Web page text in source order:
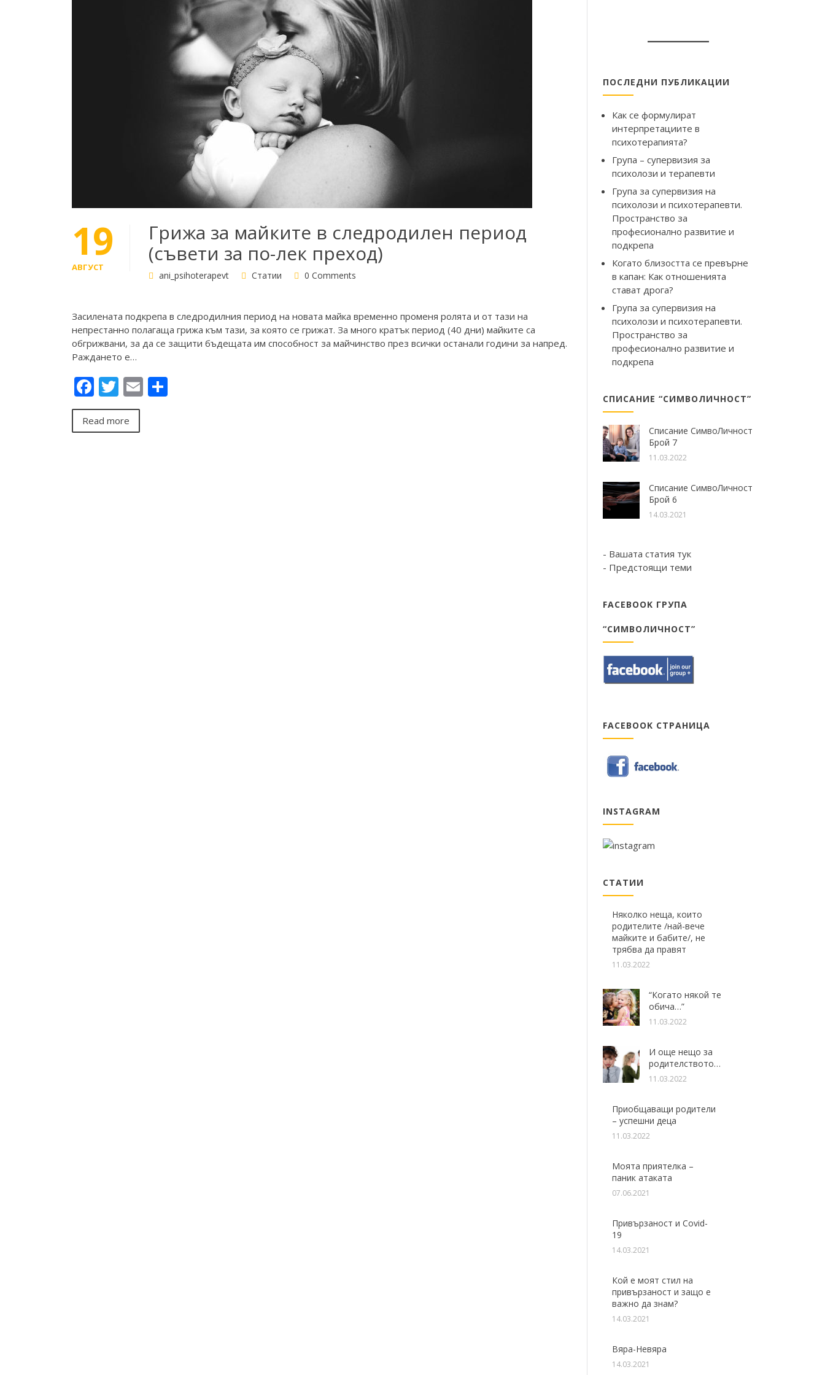
19
АВГУСТ
Грижа за майките в следродилен период
(съвети за по-лек преход)
ani_psihoterapevt Статии 0 Comments
Засилената подкрепа в следродилния период на новата майка временно променя ролята и от тази на
непрестанно полагаща грижа към тази, за която се грижат. За много кратък период (40 дни) майките са
обгрижвани, за да се защити бъдещата им способност за майчинство през всички останали години за напред.
Раждането e…
Facebook
Twitter
Email
Read more
ПОСЛЕДНИ ПУБЛИКАЦИИ
Как се формулират
интерпретациите в
психотерапията?
Група – супервизия за
психолози и терапевти
Група за супервизия на
психолози и психотерапевти.
Пространство за
професионално развитие и
подкрепа
Когато близостта се превърне
в капан: Как отношенията
стават дрога?
Група за супервизия на
психолози и психотерапевти.
Пространство за
професионално развитие и
подкрепа
СПИСАНИЕ “СИМВОЛИЧНОСТ”
Списание СимвоЛичност
Брой 7
11.03.2022
Списание СимвоЛичност
Брой 6
14.03.2021
- Вашата статия тук
- Предстоящи теми
FACEBOOK ГРУПА
“СИМВОЛИЧНОСТ”
FACEBOOK СТРАНИЦА
INSTAGRAM
СТАТИИ
Няколко неща, които
родителите /най-вече
майките и бабите/, не
трябва да правят
11.03.2022
“Когато някой те
обича…”
11.03.2022
И още нещо за
родителството…
11.03.2022
Приобщаващи родители
– успешни деца
11.03.2022
Моята приятелка –
паник атаката
07.06.2021
Привързаност и Covid-
19
14.03.2021
Кой е моят стил на
привързаност и защо е
важно да знам?
14.03.2021
Вяра-Невяра
14.03.2021